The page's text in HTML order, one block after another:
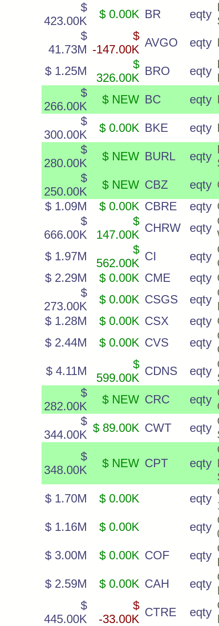
$
423.00K
$ 0.00K BR eqty
$
41.73M
$
-147.00K
AVGO eqty
$ 1.25M
$
326.00K
BRO eqty
$
266.00K
$ NEW BC eqty
$
300.00K
$ 0.00K BKE eqty
$
280.00K
$ NEW BURL eqty
$
250.00K
$ NEW CBZ eqty
$ 1.09M
$ 0.00K CBRE eqty
$
666.00K
$
147.00K
CHRW eqty
$ 1.97M
$
562.00K
CI eqty
$ 2.29M
$ 0.00K CME eqty
$
273.00K
$ 0.00K CSGS eqty
$ 1.28M
$ 0.00K CSX eqty
$ 2.44M
$ 0.00K CVS eqty
$ 4.11M
$
599.00K
CDNS eqty
$
282.00K
$ NEW CRC eqty
$
344.00K
$ 89.00K CWT eqty
$
348.00K
$ NEW CPT eqty
$ 1.70M
$ 0.00K eqty
$ 1.16M
$ 0.00K eqty
$ 3.00M
$ 0.00K COF eqty
$ 2.59M
$ 0.00K CAH eqty
$
445.00K
$
-33.00K
CTRE eqty